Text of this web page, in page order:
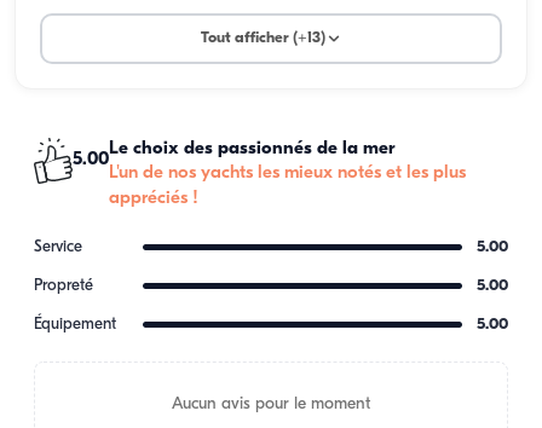
Tout afficher (+13)
5.00
Le choix des passionnés de la mer
L'un de nos yachts les mieux notés et les plus
appréciés !
Service 5.00
Propreté 5.00
Équipement 5.00
Aucun avis pour le moment